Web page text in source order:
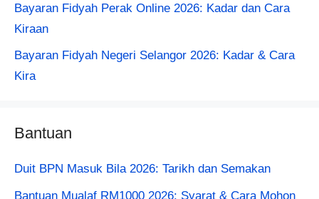
Bayaran Fidyah Perak Online 2026: Kadar dan Cara
Kiraan
Bayaran Fidyah Negeri Selangor 2026: Kadar & Cara
Kira
Bantuan
Duit BPN Masuk Bila 2026: Tarikh dan Semakan
Bantuan Mualaf RM1000 2026: Syarat & Cara Mohon